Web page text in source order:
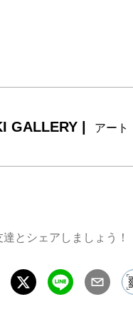
ス料理
務め
店「レ
ソニ
掛けて
GALLERY |
アート
達とシェアしましょう！